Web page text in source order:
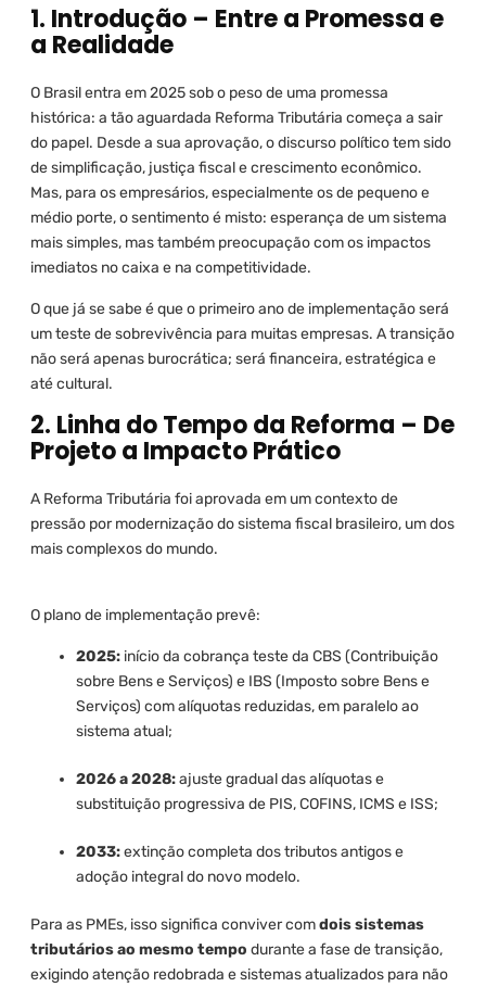
1. Introdução – Entre a Promessa e
a Realidade
O Brasil entra em 2025 sob o peso de uma promessa
histórica: a tão aguardada Reforma Tributária começa a sair
do papel. Desde a sua aprovação, o discurso político tem sido
de simplificação, justiça fiscal e crescimento econômico.
Mas, para os empresários, especialmente os de pequeno e
médio porte, o sentimento é misto: esperança de um sistema
mais simples, mas também preocupação com os impactos
imediatos no caixa e na competitividade.
O que já se sabe é que o primeiro ano de implementação será
um teste de sobrevivência para muitas empresas. A transição
não será apenas burocrática; será financeira, estratégica e
até cultural.
2. Linha do Tempo da Reforma – De
Projeto a Impacto Prático
A Reforma Tributária foi aprovada em um contexto de
pressão por modernização do sistema fiscal brasileiro, um dos
mais complexos do mundo.
O plano de implementação prevê:
2025: início da cobrança teste da CBS (Contribuição
sobre Bens e Serviços) e IBS (Imposto sobre Bens e
Serviços) com alíquotas reduzidas, em paralelo ao
sistema atual;
2026 a 2028:ajuste gradual das alíquotas e
substituição progressiva de PIS, COFINS, ICMS e ISS;
2033:extinção completa dos tributos antigos e
adoção integral do novo modelo.
Para as PMEs, isso significa conviver comdois sistemas
tributários ao mesmo tempo durante a fase de transição,
exigindo atenção redobrada e sistemas atualizados para não